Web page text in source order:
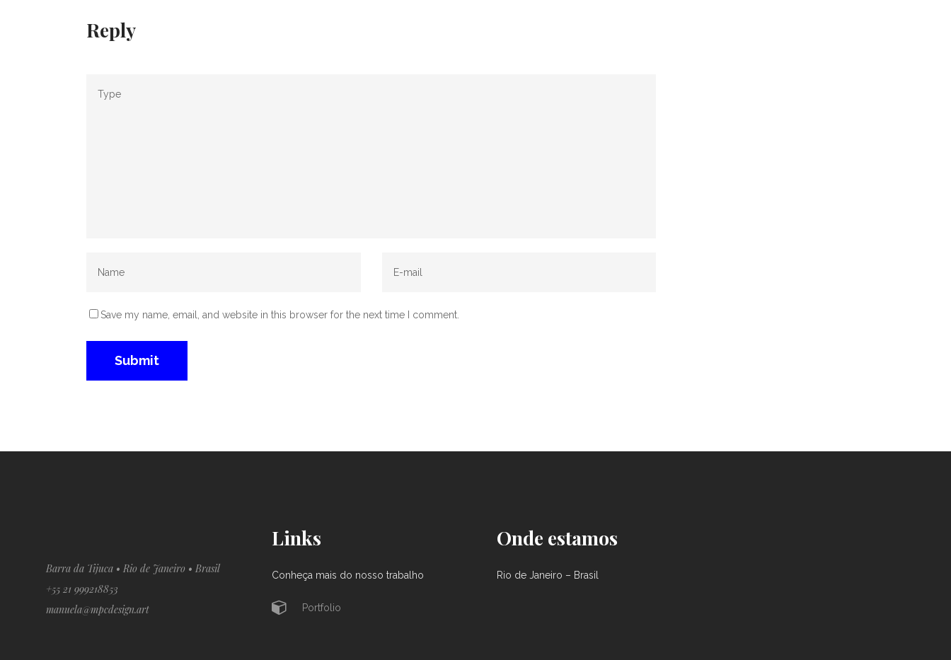
Reply
Save my name, email, and website in this browser for the next time I comment.
Barra da Tijuca • Rio de Janeiro • Brasil
+55 21 999218853
manuela@mpcdesign.art
Links
Conheça mais do nosso trabalho
Portfolio
Onde estamos
Rio de Janeiro – Brasil